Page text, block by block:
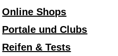
Online Shops
Portale und Clubs
Reifen & Tests